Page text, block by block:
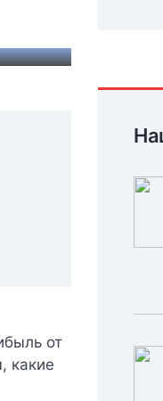
от
какие